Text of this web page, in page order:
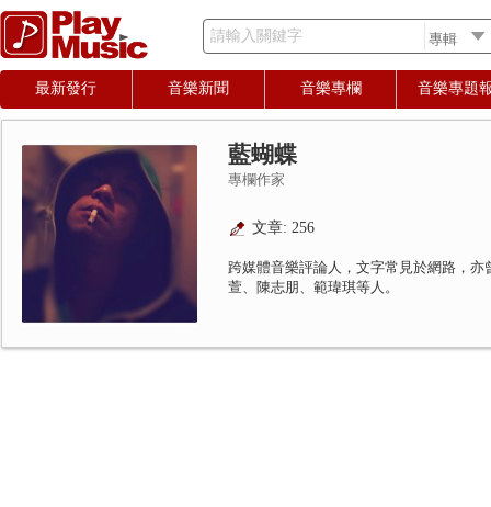
請輸入關鍵字
最新發行 音樂新聞 音樂專欄 音樂專題
藍蝴蝶
專欄作家
文章: 256
跨媒體音樂評論人，文字常見於網路，
萱、陳志朋、範瑋琪等人。